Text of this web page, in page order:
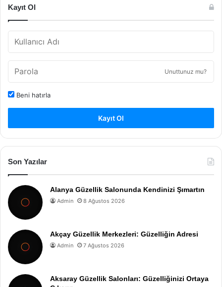
Kayıt Ol
Unuttunuz mu?
Beni hatırla
Kayıt Ol
Son Yazılar
Alanya Güzellik Salonunda Kendinizi Şımartın
Admin 8 Ağustos 2026
Akçay Güzellik Merkezleri: Güzelliğin Adresi
Admin 7 Ağustos 2026
Aksaray Güzellik Salonları: Güzelliğinizi Ortaya